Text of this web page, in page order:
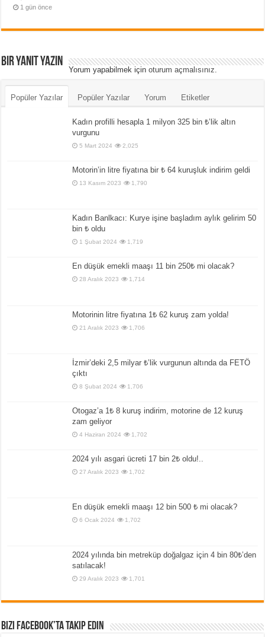
1 gün önce
Bir yanıt yazın
Yorum yapabilmek içinoturum açmalısınız
Popüler Yazılar Popüler Yazılar Yorum Etiketler
Kadın profilli hesapla 1 milyon 325 bin ₺’lik altın
vurgunu
5 Mart 2024 2,025
Motorin’in litre fiyatına bir ₺ 64 kuruşluk indirim geldi
13 Kasım 2023 1,790
Kadın Banlkacı: Kurye işine başladım aylık gelirim 50
bin ₺ oldu
1 Şubat 2024 1,719
En düşük emekli maaşı 11 bin 250₺ mi olacak?
28 Aralık 2023 1,714
Motorinin litre fiyatına 1₺ 62 kuruş zam yolda!
21 Aralık 2023 1,706
İzmir’deki 2,5 milyar ₺’lik vurgunun altında da FETÖ
çıktı
8 Şubat 2024 1,706
Otogaz’a 1₺ 8 kuruş indirim, motorine de 12 kuruş
zam geliyor
4 Haziran 2024 1,702
2024 yılı asgari ücreti 17 bin 2₺ oldu!..
27 Aralık 2023 1,702
En düşük emekli maaşı 12 bin 500 ₺ mi olacak?
6 Ocak 2024 1,702
2024 yılında bin metreküp doğalgaz için 4 bin 80₺’den
satılacak!
29 Aralık 2023 1,701
Bizi Facebook’ta Takip Edin